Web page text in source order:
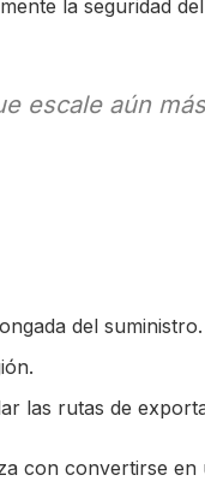
la seguridad
escale aún
del suministro.
las rutas de
con convertirse en